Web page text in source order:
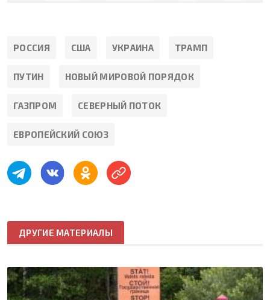
РОССИЯ США УКРАИНА ТРАМП
ПУТИН НОВЫЙ МИРОВОЙ ПОРЯДОК
ГАЗПРОМ СЕВЕРНЫЙ ПОТОК
ЕВРОПЕЙСКИЙ СОЮЗ
ДРУГИЕ МАТЕРИАЛЫ